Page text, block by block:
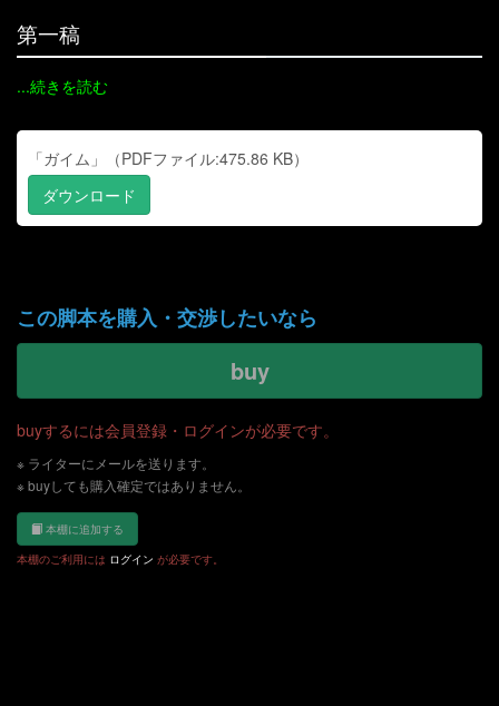
第一稿
...続きを読む
「ガイム」（PDFファイル:475.86 KB）
ダウンロード
この脚本を購入・交渉したいなら
buy
buyするには会員登録・ログインが必要です。
※ ライターにメールを送ります。
※ buyしても購入確定ではありません。
本棚に追加する
本棚のご利用には ログイン が必要です。